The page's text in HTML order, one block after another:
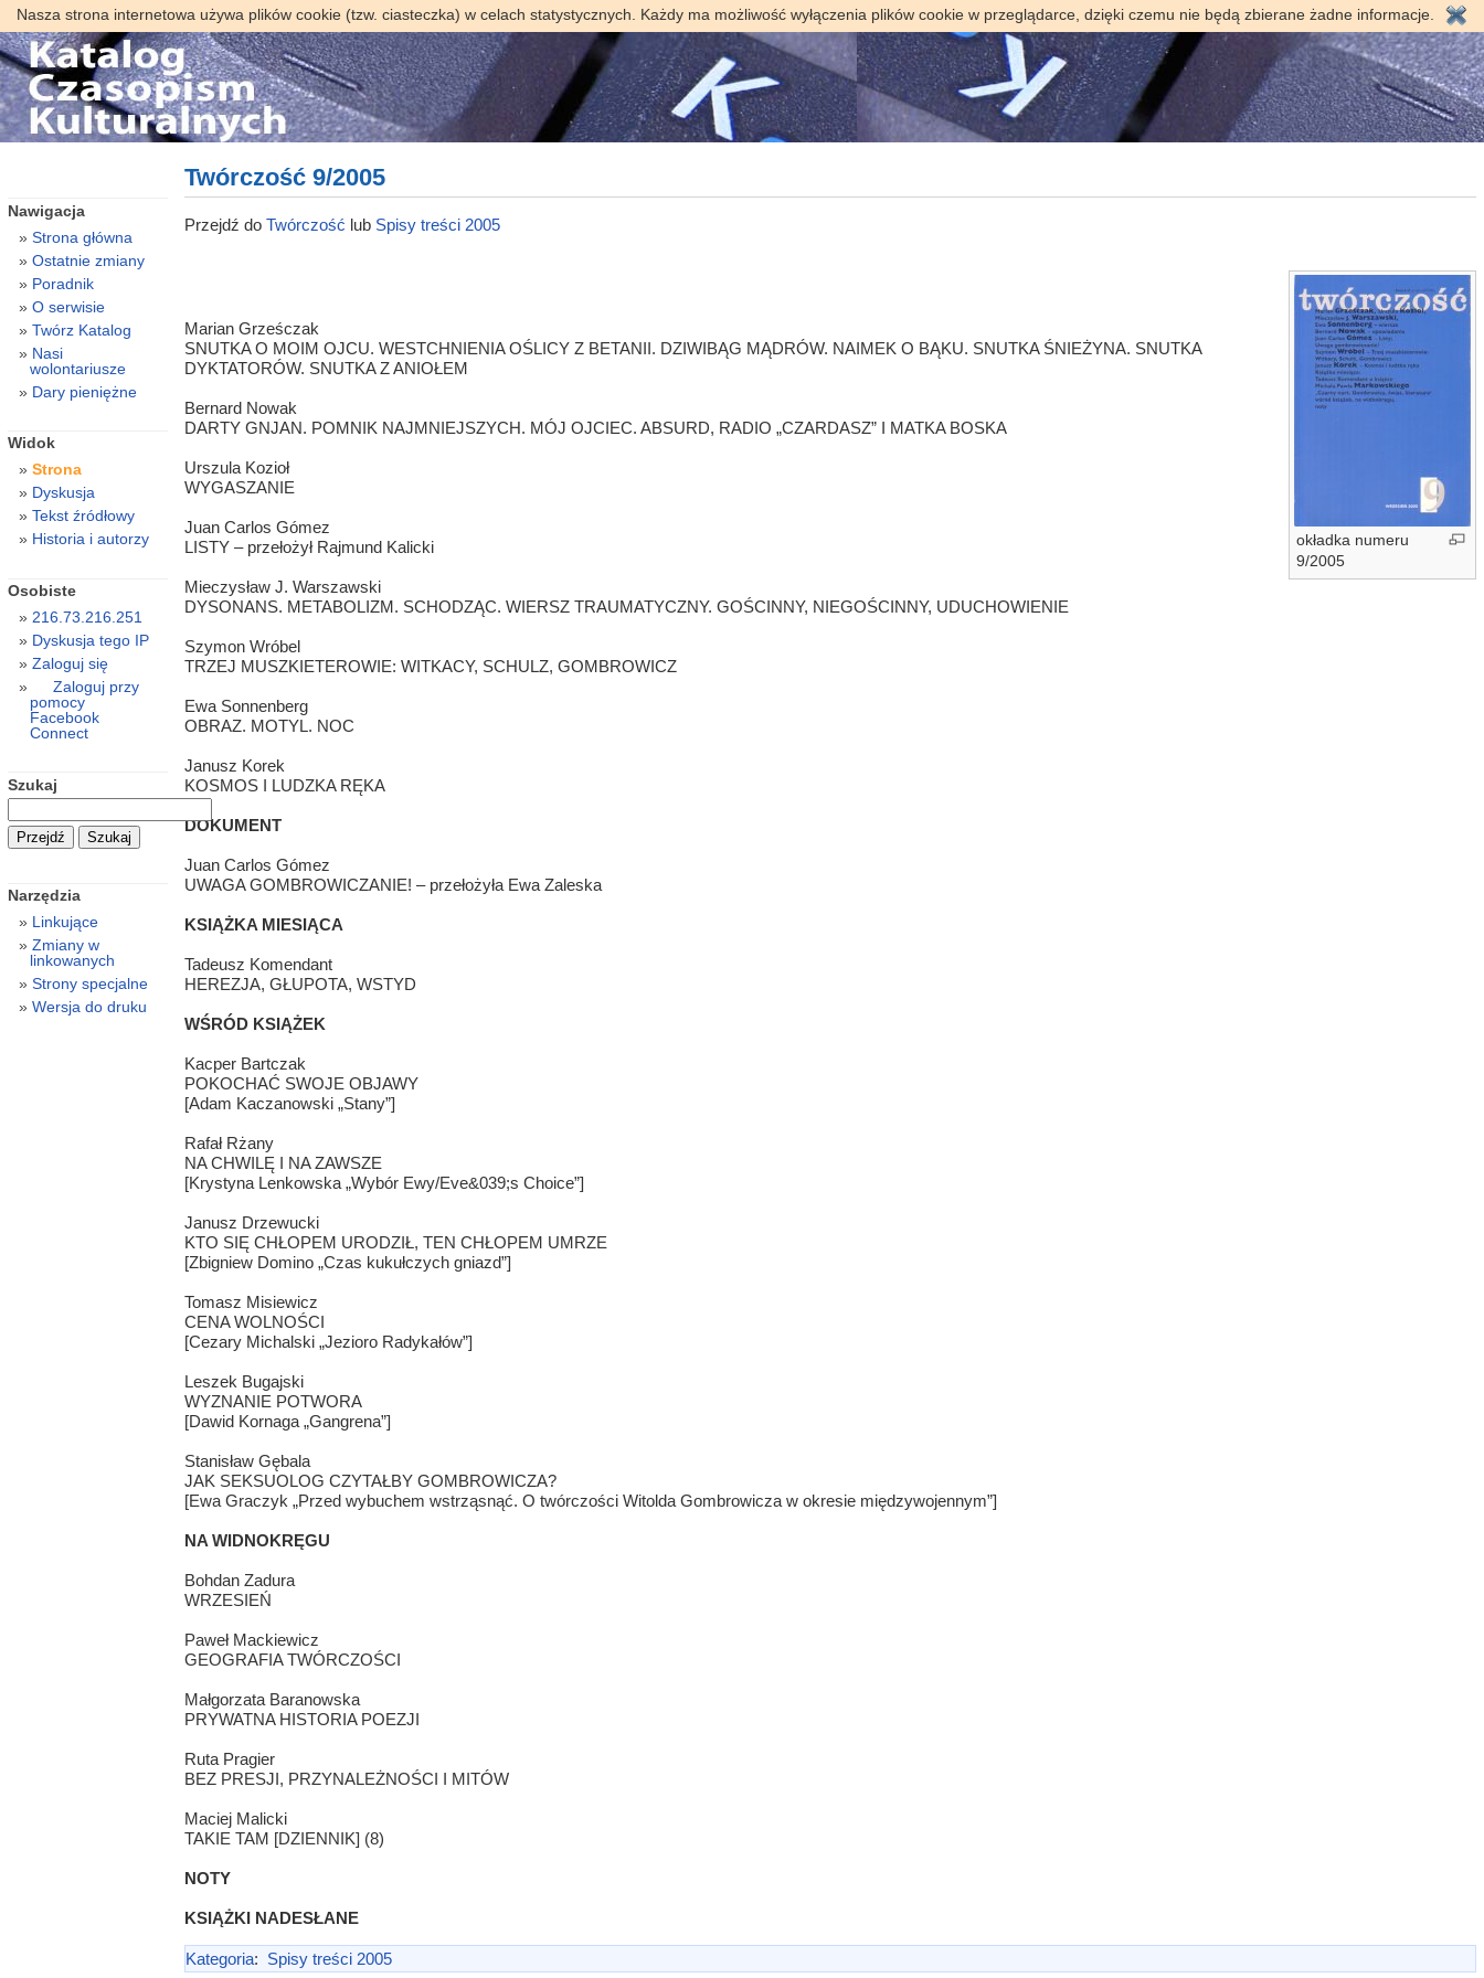
Nasza strona internetowa używa plików cookie (tzw. ciasteczka) w celach statystycznych. Każdy ma możliwość wyłączenia plików cookie w przeglądarce, dzięki czemu nie będą zbierane żadne informacje.
Twórczość 9/2005
Przejdź do Twórczość lub Spisy treści 2005
okładka numeru
9/2005
Marian Grześczak
SNUTKA O MOIM OJCU. WESTCHNIENIA OŚLICY Z BETANII. DZIWIBĄG MĄDRÓW. NAIMEK O BĄKU. SNUTKA ŚNIEŻYNA. SNUTKA
DYKTATORÓW. SNUTKA Z ANIOŁEM
Bernard Nowak
DARTY GNJAN. POMNIK NAJMNIEJSZYCH. MÓJ OJCIEC. ABSURD, RADIO „CZARDASZ” I MATKA BOSKA
Urszula Kozioł
WYGASZANIE
Juan Carlos Gómez
LISTY – przełożył Rajmund Kalicki
Mieczysław J. Warszawski
DYSONANS. METABOLIZM. SCHODZĄC. WIERSZ TRAUMATYCZNY. GOŚCINNY, NIEGOŚCINNY, UDUCHOWIENIE
Szymon Wróbel
TRZEJ MUSZKIETEROWIE: WITKACY, SCHULZ, GOMBROWICZ
Ewa Sonnenberg
OBRAZ. MOTYL. NOC
Janusz Korek
KOSMOS I LUDZKA RĘKA
DOKUMENT
Juan Carlos Gómez
UWAGA GOMBROWICZANIE! – przełożyła Ewa Zaleska
KSIĄŻKA MIESIĄCA
Tadeusz Komendant
HEREZJA, GŁUPOTA, WSTYD
WŚRÓD KSIĄŻEK
Kacper Bartczak
POKOCHAĆ SWOJE OBJAWY
[Adam Kaczanowski „Stany”]
Rafał Rżany
NA CHWILĘ I NA ZAWSZE
[Krystyna Lenkowska „Wybór Ewy/Eve&039;s Choice”]
Janusz Drzewucki
KTO SIĘ CHŁOPEM URODZIŁ, TEN CHŁOPEM UMRZE
[Zbigniew Domino „Czas kukułczych gniazd”]
Tomasz Misiewicz
CENA WOLNOŚCI
[Cezary Michalski „Jezioro Radykałów”]
Leszek Bugajski
WYZNANIE POTWORA
[Dawid Kornaga „Gangrena”]
Stanisław Gębala
JAK SEKSUOLOG CZYTAŁBY GOMBROWICZA?
[Ewa Graczyk „Przed wybuchem wstrząsnąć. O twórczości Witolda Gombrowicza w okresie międzywojennym”]
NA WIDNOKRĘGU
Bohdan Zadura
WRZESIEŃ
Paweł Mackiewicz
GEOGRAFIA TWÓRCZOŚCI
Małgorzata Baranowska
PRYWATNA HISTORIA POEZJI
Ruta Pragier
BEZ PRESJI, PRZYNALEŻNOŚCI I MITÓW
Maciej Malicki
TAKIE TAM [DZIENNIK] (8)
NOTY
KSIĄŻKI NADESŁANE
Kategoria: Spisy treści 2005
Nawigacja
Strona główna
Ostatnie zmiany
Poradnik
O serwisie
Twórz Katalog
Nasi
wolontariusze
Dary pieniężne
Widok
Strona
Dyskusja
Tekst źródłowy
Historia i autorzy
Osobiste
216.73.216.251
Dyskusja tego IP
Zaloguj się
Zaloguj przy
pomocy
Facebook
Connect
Szukaj
Narzędzia
Linkujące
Zmiany w
linkowanych
Strony specjalne
Wersja do druku